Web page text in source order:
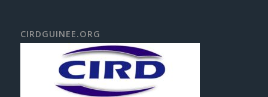
CIRDGUINEE.ORG